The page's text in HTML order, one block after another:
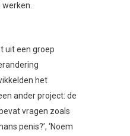
uit een groep
het
ander project: de
vragen zoals
penis?’, ‘Noem